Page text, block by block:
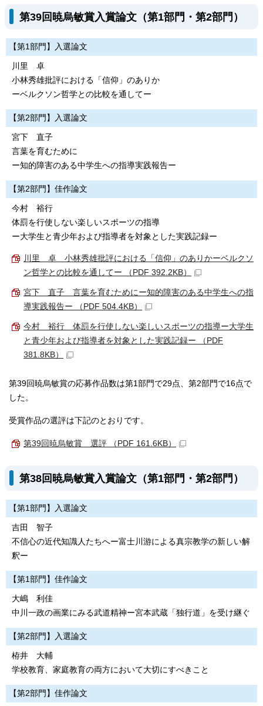
第39回暁烏敏賞入賞論文（第1部門・第2部門）
【第1部門】入選論文
川里 卓
小林秀雄批評における「信仰」のありか
ーベルクソン哲学との比較を通してー
【第2部門】入選論文
宮下 直子
言葉を育むために
ー知的障害のある中学生への指導実践報告ー
【第2部門】佳作論文
今村 裕行
体罰を行使しない楽しいスポーツの指導
ー大学生と青少年および指導者を対象とした実践記録ー
川里 卓 小林秀雄批評における「信仰」のありかーベルクソ
ン哲学との比較を通してー （PDF 392.2KB）
宮下 直子 言葉を育むためにー知的障害のある中学生への指
導実践報告ー （PDF 504.4KB）
今村 裕行 体罰を行使しない楽しいスポーツの指導ー大学生
と青少年および指導者を対象とした実践記録ー （PDF
381.8KB）
第39回暁烏敏賞の応募作品数は第1部門で29点、第2部門で16点で
した。
受賞作品の選評は下記のとおりです。
第39回暁烏敏賞 選評 （PDF 161.6KB）
第38回暁烏敏賞入賞論文（第1部門・第2部門）
【第1部門】入選論文
吉田 智子
不信心の近代知識人たちへー富士川游による真宗教学の新しい解
釈ー
【第1部門】佳作論文
大嶋 利佳
中川一政の画業にみる武道精神ー宮本武蔵「独行道」を受け継ぐ
【第2部門】入選論文
栫井 大輔
学校教育、家庭教育の両方において大切にすべきこと
【第2部門】佳作論文